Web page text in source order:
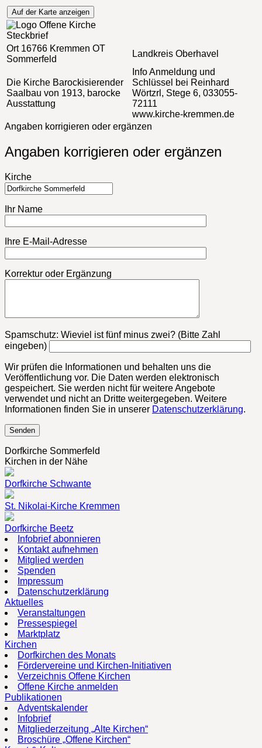
Auf der Karte anzeigen
Steckbrief
Ort16766 Kremmen OT
Sommerfeld
Landkreis Oberhavel
Die Kirche Barockisierender
Saalbau von 1913, barocke
Ausstattung
InfoAnmeldung und
Schlüssel bei Reinhard
Wörtzrl, Stege 6, 033055-
72111
www.kirche-kremmen.de
Angaben korrigieren oder ergänzen
Angaben korrigieren oder ergänzen
Kirche
Ihr Name
Ihre E-Mail-Adresse
Korrektur oder Ergänzung
Bitte lasse dieses Feld leer.
Spamschutz: Wieviel ist fünf minus zwei? (Bitte Zahl
eingeben)
Wir prüfen die Informationen und behalten uns die
Veröffentlichung vor. Die Daten werden elektronisch
gespeichert. Sie werden nicht für weitere Angebote
verwendet und nicht an Dritte weitergegeben. Weitere
Informationen finden Sie in unserer Datenschutzerklärung.
Dorfkirche Sommerfeld
Kirchen in der Nähe
Dorfkirche Schwante
St. Nikolai-Kirche Kremmen
Dorfkirche Beetz
Infobrief abonnieren
Kontakt aufnehmen
Mitglied werden
Spenden
Impressum
Datenschutzerklärung
Aktuelles
Veranstaltungen
Pressespiegel
Marktplatz
Kirchen
Dorfkirchen des Monats
Fördervereine und Kirchen-Initiativen
Verzeichnis Offene Kirchen
Offene Kirche anmelden
Publikationen
Adventskalender
Infobrief
Mitgliederzeitung „Alte Kirchen“
Broschüre „Offene Kirchen“